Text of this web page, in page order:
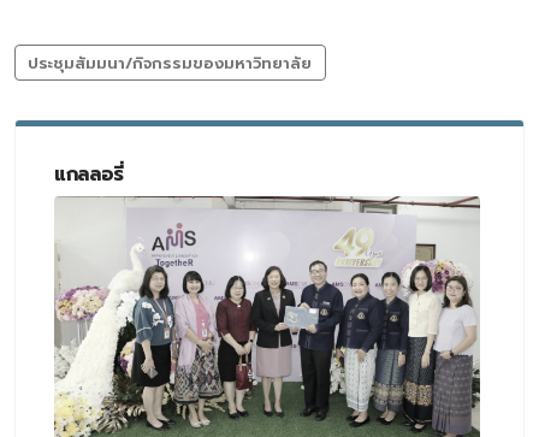
ประชุมสัมมนา/กิจกรรมของมหาวิทยาลัย
แกลลอรี่